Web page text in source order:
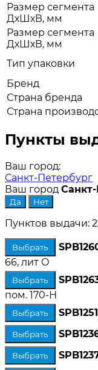
Размер сегмента
ДхШхВ, мм
Размер сегмента
ДхШхВ, мм
Тип упаковки
Бренд
Страна бренда
Страна
Пункты
Ваш город:
Санкт-Петербург
Ваш город
Пунктов выдачи:
Выбрать
66, лит О
Выбрать
пом. 170-Н
Выбрать SPB1251
Выбрать
Выбрать